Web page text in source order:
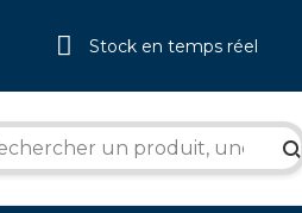
Stock en temps réel
search